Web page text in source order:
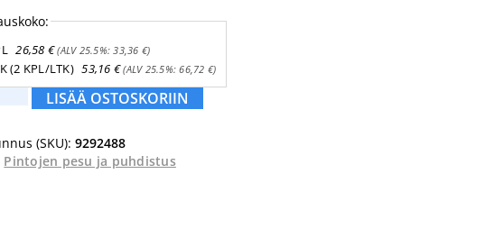
26,58 €(ALV 25.5%: 33,36 €)
(2 KPL/LTK) 53,16 €(ALV 25.5%:66,72 €)
LISÄÄ OSTOSKORIIN
(SKU):9292488
Pintojen pesu ja puhdistus